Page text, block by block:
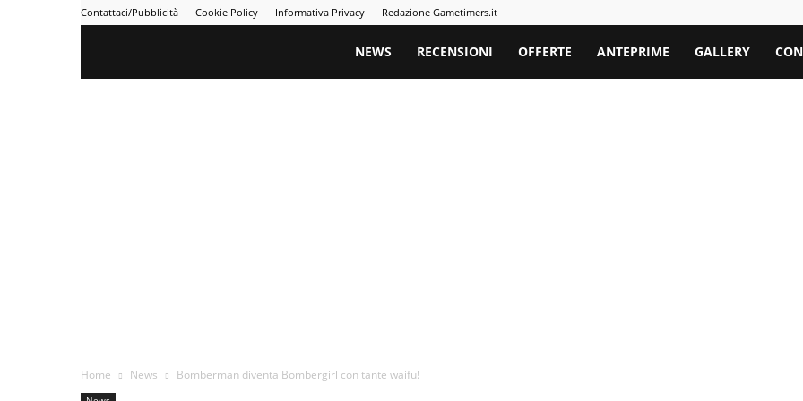
Contattaci/Pubblicità Cookie Policy Informativa Privacy Redazione Gametimers.it
Gametimers
NEWS RECENSIONI OFFERTE ANTEPRIME GALLERY
Home News Bomberman diventa Bombergirl con tante waifu!